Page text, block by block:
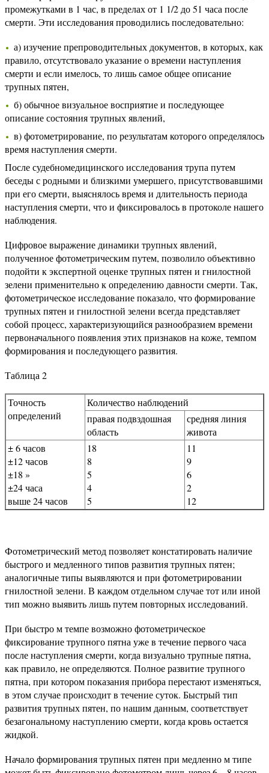
промежутками в 1 час, в пределах от 1 1/2 до 51 часа после
смерти. Эти исследования проводились последовательно:
а) изучение препроводительных документов, в которых, как
правило, отсутствовало указание о времени наступления
смерти и если имелось, то лишь самое общее описание
трупных пятен,
б) обычное визуальное восприятие и последующее
описание состояния трупных явлений,
в) фотометрирование, по результатам которого определялось
время наступления смерти.
После судебномедицинского исследования трупа путем
беседы с родными и близкими умершего, присутствовавшими
при его смерти, выяснялось время и длительность периода
наступления смерти, что и фиксировалось в протоколе нашего
наблюдения.
Цифровое выражение динамики трупных явлений,
полученное фотометрическим путем, позволило объективно
подойти к экспертной оценке трупных пятен и гнилостной
зелени применительно к определению давности смерти. Так,
фотометрическое исследование показало, что формирование
трупных пятен и гнилостной зелени всегда представляет
собой процесс, характеризующийся разнообразием времени
первоначального появления этих признаков на коже, темпом
формирования и последующего развития.
Таблица 2
Точность
определений
Количество наблюдений
правая подвздошная
область
средняя линия
живота
± 6 часов
±12 часов
±18 »
±24 часа
выше 24 часов
18
8
5
4
5
11
9
6
2
12
Фотометрический метод позволяет констатировать наличие
быстрого и медленного типов развития трупных пятен;
аналогичные типы выявляются и при фотометрировании
гнилостной зелени. В каждом отдельном случае тот или иной
тип можно выявить лишь путем повторных исследований.
При быстро м темпе возможно фотометрическое
фиксирование трупного пятна уже в течение первого часа
после наступления смерти, когда визуально трупные пятна,
как правило, не определяются. Полное развитие трупного
пятна, при котором показания прибора перестают изменяться,
в этом случае происходит в течение суток. Быстрый тип
развития трупных пятен, по нашим данным, соответствует
безагональному наступлению смерти, когда кровь остается
жидкой.
Начало формирования трупных пятен при медленно м типе